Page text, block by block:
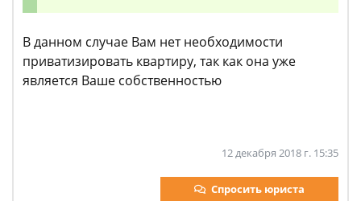
В данном случае Вам нет необходимости
приватизировать квартиру, так как она уже
является Ваше собственностью
12 декабря 2018 г. 15:35
Спросить юриста